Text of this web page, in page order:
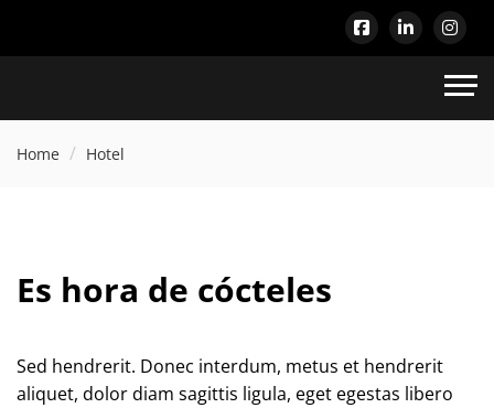
Home Hotel
Es hora de cócteles
Sed hendrerit. Donec interdum, metus et hendrerit
aliquet, dolor diam sagittis ligula, eget egestas libero